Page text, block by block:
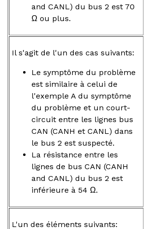
and CANL) du bus 2 est 70
Ω ou plus.
Il s'agit de l'un des cas suivants:
Le symptôme du problème
est similaire à celui de
l'exemple A du symptôme
du problème et un court-
circuit entre les lignes bus
CAN (CANH et CANL) dans
le bus 2 est suspecté.
La résistance entre les
lignes de bus CAN (CANH
and CANL) du bus 2 est
inférieure à 54 Ω.
L'un des éléments suivants: